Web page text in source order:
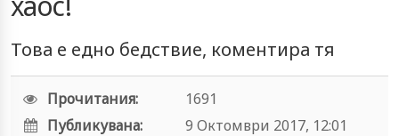
Това е едно бедствие, коментира тя
Прочитания:
1691
Публикувана:
9 Октомври 2017, 12:01